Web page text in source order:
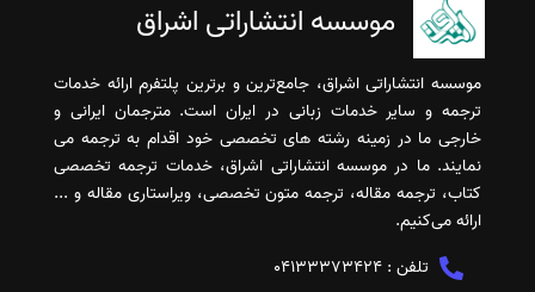
موسسه انتشاراتی اشراق
موسسه انتشاراتی اشراق، جامع‌ترین و برترین پلتفرم ارائه خدمات
ترجمه و سایر خدمات زبانی در ایران است. مترجمان ایرانی و
خارجی ما در زمینه رشته های تخصصی خود اقدام به ترجمه می
نمایند. ما در موسسه انتشاراتی اشراق، خدمات ترجمه تخصصی
کتاب، ترجمه مقاله، ترجمه متون تخصصی، ویراستاری مقاله و ...
ارائه می‌کنیم.
تلفن : 04133373424